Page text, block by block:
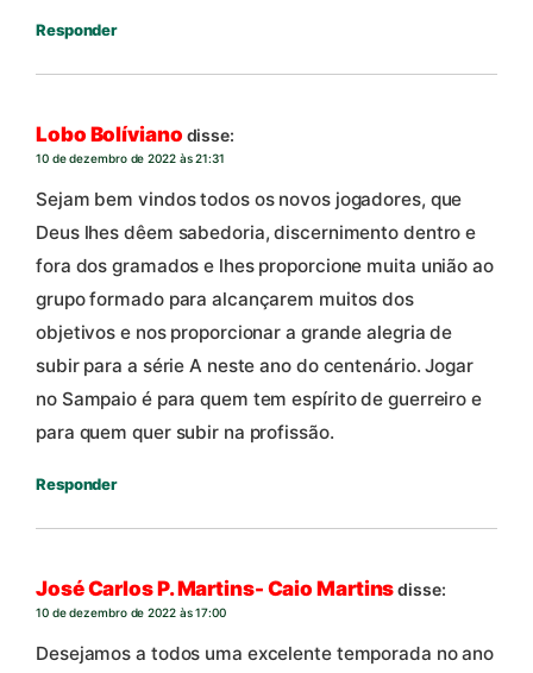
Responder
Lobo Bolíviano disse:
10 de dezembro de 2022 às 21:31
Sejam bem vindos todos os novos jogadores, que
Deus lhes dêem sabedoria, discernimento dentro e
fora dos gramados e lhes proporcione muita união ao
grupo formado para alcançarem muitos dos
objetivos e nos proporcionar a grande alegria de
subir para a série A neste ano do centenário. Jogar
no Sampaio é para quem tem espírito de guerreiro e
para quem quer subir na profissão.
Responder
José Carlos P. Martins- Caio Martinsdisse:
10 de dezembro de 2022 às 17:00
Desejamos a todos uma excelente temporada no ano